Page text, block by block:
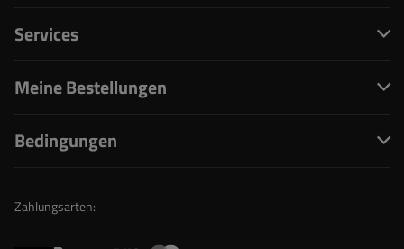
Services
Meine Bestellungen
Bedingungen
Zahlungsarten: